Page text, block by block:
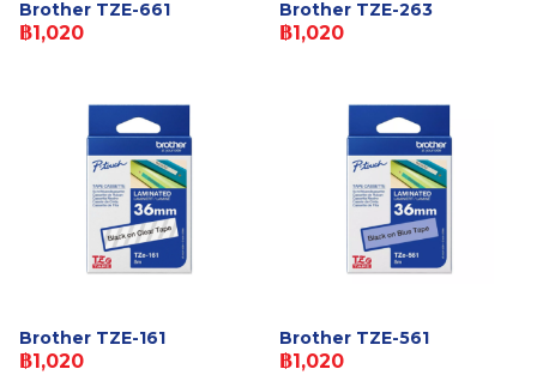
Brother TZE-661
฿1,020
Brother TZE-263
฿1,020
Brother TZE-161
฿1,020
Brother TZE-561
฿1,020